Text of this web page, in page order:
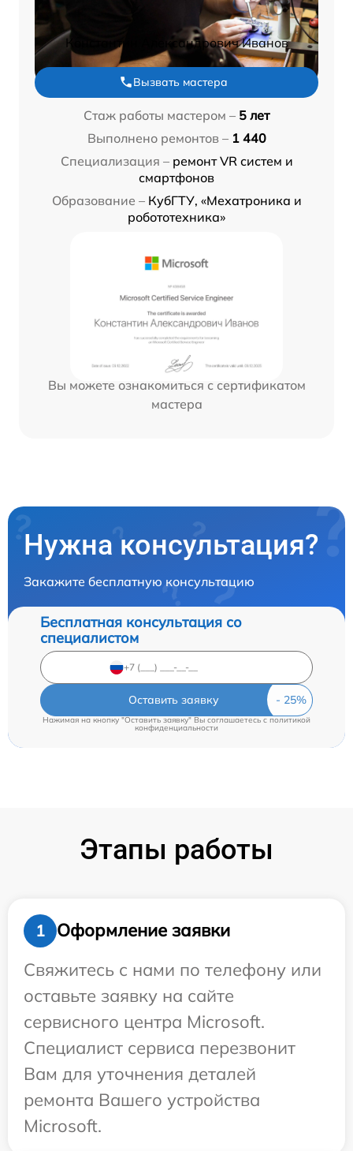
Константин Александрович Иванов
Вызвать мастера
Стаж работы мастером – 5 лет
Выполнено ремонтов – 1 440
Специализация – ремонт VR систем и
смартфонов
Образование – КубГТУ, «Мехатроника и
робототехника»
Вы можете ознакомиться с сертификатом
мастера
Нужна консультация?
Закажите бесплатную консультацию
Бесплатная консультация со
специалистом
Оставить заявку
Нажимая на кнопку "Оставить заявку" Вы соглашаетесь cполитикой
конфиденциальности
Этапы работы
1
Оформление заявки
Свяжитесь с нами по телефону или
оставьте заявку на сайте
сервисного центра Microsoft.
Специалист сервиса перезвонит
Вам для уточнения деталей
ремонта Вашего устройства
Microsoft.